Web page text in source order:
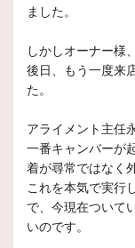
ました。
しかしオーナー様
後日、もう一度来
た。
アライメント主任
一番キャンバーが
着が尋常ではなく
これを本気で実行
で、今現在ついて
いのです。